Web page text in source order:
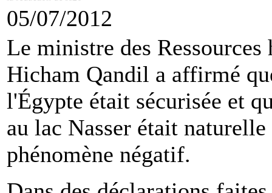
05/07/2012
Le ministre des
Hicham Qandil a affirmé
l'Égypte était sécurisée et
au lac Nasser était
phénomène négatif.